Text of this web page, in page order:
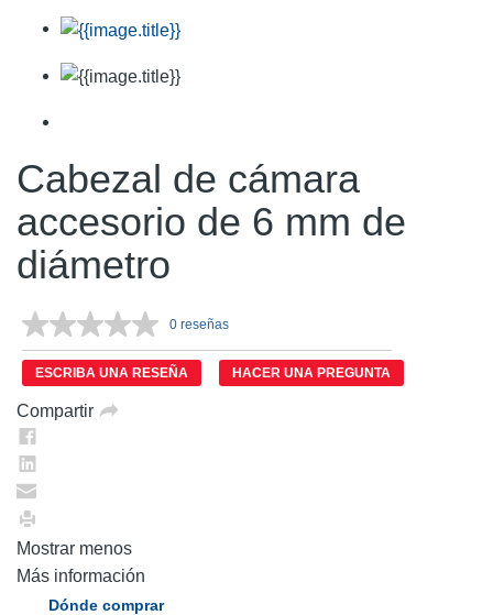
Cabezal de cámara
accesorio de 6 mm de
diámetro
Sin
puntuación.
Enlace
en
0 reseñas
ESCRIBA UNA RESEÑA HACER UNA PREGUNTA
Compartir
Mostrar menos
Más información
Dónde comprar